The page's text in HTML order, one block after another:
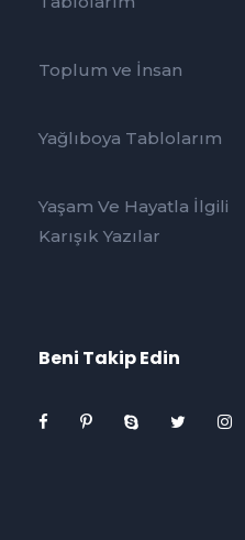
Toplum ve İnsan
Yağlıboya Tablolarım
Yaşam Ve Hayatla İlgili
Karışık Yazılar
Beni Takip Edin